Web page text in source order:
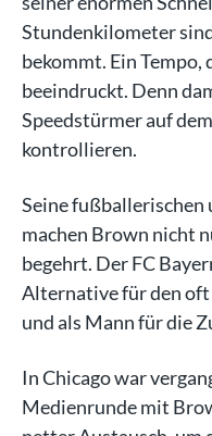
Stundenkilometer
bekommt. Ein
beeindruckt. Denn
Speedstürmer auf
kontrollieren.
Seine fußballerischen
machen Brown nicht
begehrt. Der FC
Alternative für den
und als Mann für die
In Chicago war
Medienrunde mit